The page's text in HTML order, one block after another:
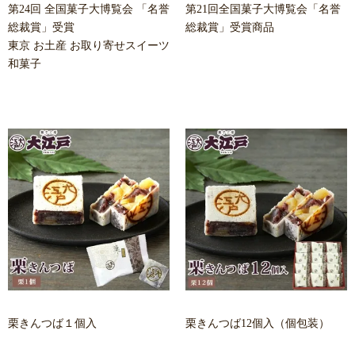
第24回 全国菓子大博覧会 「名誉
総裁賞」受賞
東京 お土産 お取り寄せスイーツ
和菓子
第21回全国菓子大博覧会「名誉
総裁賞」受賞商品
栗きんつば１個入 栗きんつば12個入（個包装）